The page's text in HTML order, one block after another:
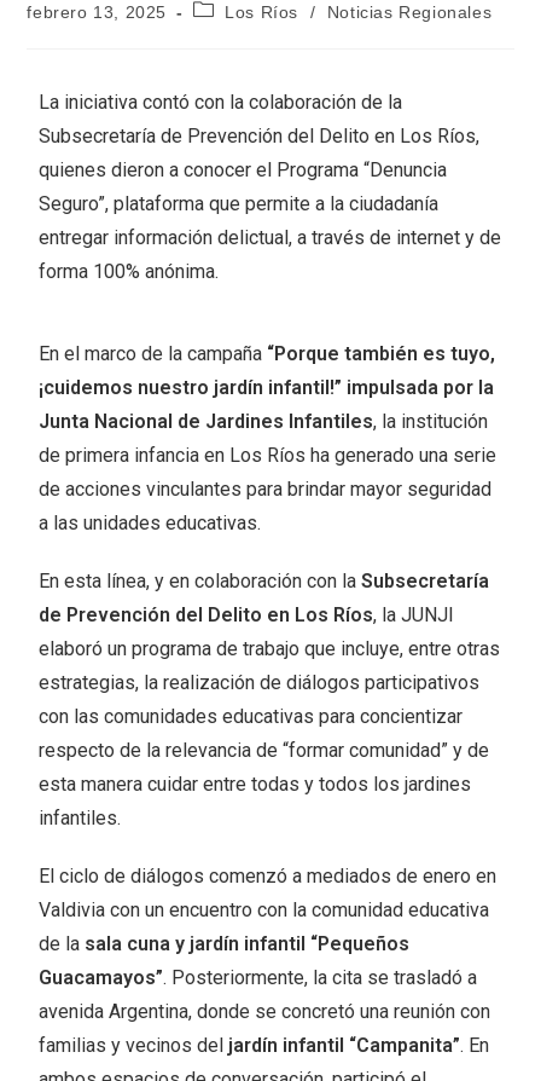
febrero 13, 2025 Los Ríos / Noticias Regionales
La iniciativa contó con la colaboración de la
Subsecretaría de Prevención del Delito en Los Ríos,
quienes dieron a conocer el Programa “Denuncia
Seguro”, plataforma que permite a la ciudadanía
entregar información delictual, a través de internet y de
forma 100% anónima.
En el marco de la campaña “Porque también es tuyo,
¡cuidemos nuestro jardín infantil!” impulsada por la
Junta Nacional de Jardines Infantiles, la institución
de primera infancia en Los Ríos ha generado una serie
de acciones vinculantes para brindar mayor seguridad
a las unidades educativas.
En esta línea, y en colaboración con laSubsecretaría
de Prevención del Delito en Los Ríos, la JUNJI
elaboró un programa de trabajo que incluye, entre otras
estrategias, la realización de diálogos participativos
con las comunidades educativas para concientizar
respecto de la relevancia de “formar comunidad” y de
esta manera cuidar entre todas y todos los jardines
infantiles.
El ciclo de diálogos comenzó a mediados de enero en
Valdivia con un encuentro con la comunidad educativa
de la sala cuna y jardín infantil “Pequeños
Guacamayos”. Posteriormente, la cita se trasladó a
avenida Argentina, donde se concretó una reunión con
familias y vecinos del jardín infantil “Campanita”. En